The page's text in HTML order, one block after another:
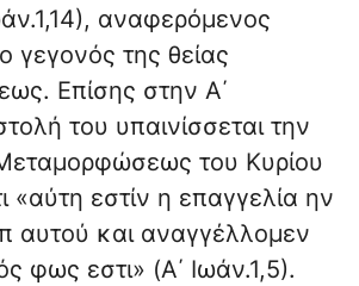
αναφερόμενος
της θείας
Επίσης στην Α΄
του υπαινίσσεται την
του Κυρίου
«αύτη εστίν η επαγγελία ην
αυτού και αναγγέλλομεν
φως εστι» (A΄ Ιωάν.1,5).